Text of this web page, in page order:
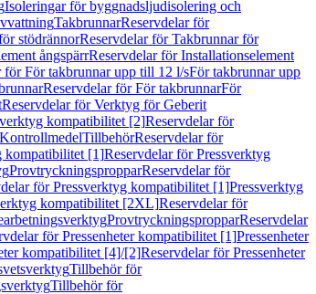
Isoleringar för byggnadsljudisolering och
TakbrunnarReservdelar för
stödrännorReservdelar för Takbrunnar för
ångspärrReservdelar för Installationselement
för För takbrunnar upp till 12 l/sFör takbrunnar upp
Reservdelar för För takbrunnarFör
Reservdelar för Verktyg för Geberit
kompatibilitet [2]Reservdelar för
KontrollmedelTillbehörReservdelar för
kompatibilitet [1]Reservdelar för Pressverktyg
ProvtryckningspropparReservdelar för
för Pressverktyg kompatibilitet [1]Pressverktyg
kompatibilitet [2XL]Reservdelar för
ProvtryckningspropparReservdelar
för Pressenheter kompatibilitet [1]Pressenheter
kompatibilitet [4]/[2]Reservdelar för Pressenheter
Tillbehör för
Tillbehör för